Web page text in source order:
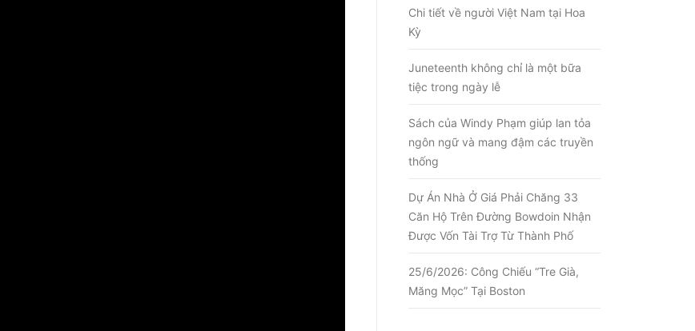
Chi tiết về người Việt Nam tại Hoa
Kỳ
Juneteenth không chỉ là một bữa
tiệc trong ngày lễ
Sách của Windy Phạm giúp lan tỏa
ngôn ngữ và mang đậm các truyền
thống
Dự Án Nhà Ở Giá Phải Chăng 33
Căn Hộ Trên Đường Bowdoin Nhận
Được Vốn Tài Trợ Từ Thành Phố
25/6/2026: Công Chiếu “Tre Già,
Măng Mọc” Tại Boston